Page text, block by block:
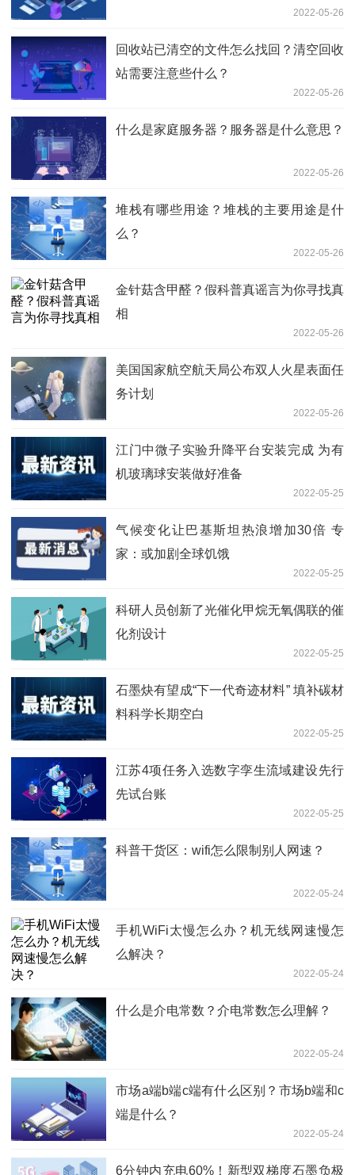
2022-05-26
回收站已清空的文件怎么找回？清空回收
站需要注意些什么？
2022-05-26
什么是家庭服务器？服务器是什么意思？
2022-05-26
堆栈有哪些用途？堆栈的主要用途是什
么？
2022-05-26
金针菇含甲醛？假科普真谣言为你寻找真
相
2022-05-26
美国国家航空航天局公布双人火星表面任
务计划
2022-05-26
江门中微子实验升降平台安装完成 为有
机玻璃球安装做好准备
2022-05-25
气候变化让巴基斯坦热浪增加30倍 专
家：或加剧全球饥饿
2022-05-25
科研人员创新了光催化甲烷无氧偶联的催
化剂设计
2022-05-25
石墨炔有望成“下一代奇迹材料” 填补碳材
料科学长期空白
2022-05-25
江苏4项任务入选数字孪生流域建设先行
先试台账
2022-05-25
科普干货区：wifi怎么限制别人网速？
2022-05-24
手机WiFi太慢怎么办？机无线网速慢怎
么解决？
2022-05-24
什么是介电常数？介电常数怎么理解？
2022-05-24
市场a端b端c端有什么区别？市场b端和c
端是什么？
2022-05-24
6分钟内充电60%！新型双梯度石墨负极